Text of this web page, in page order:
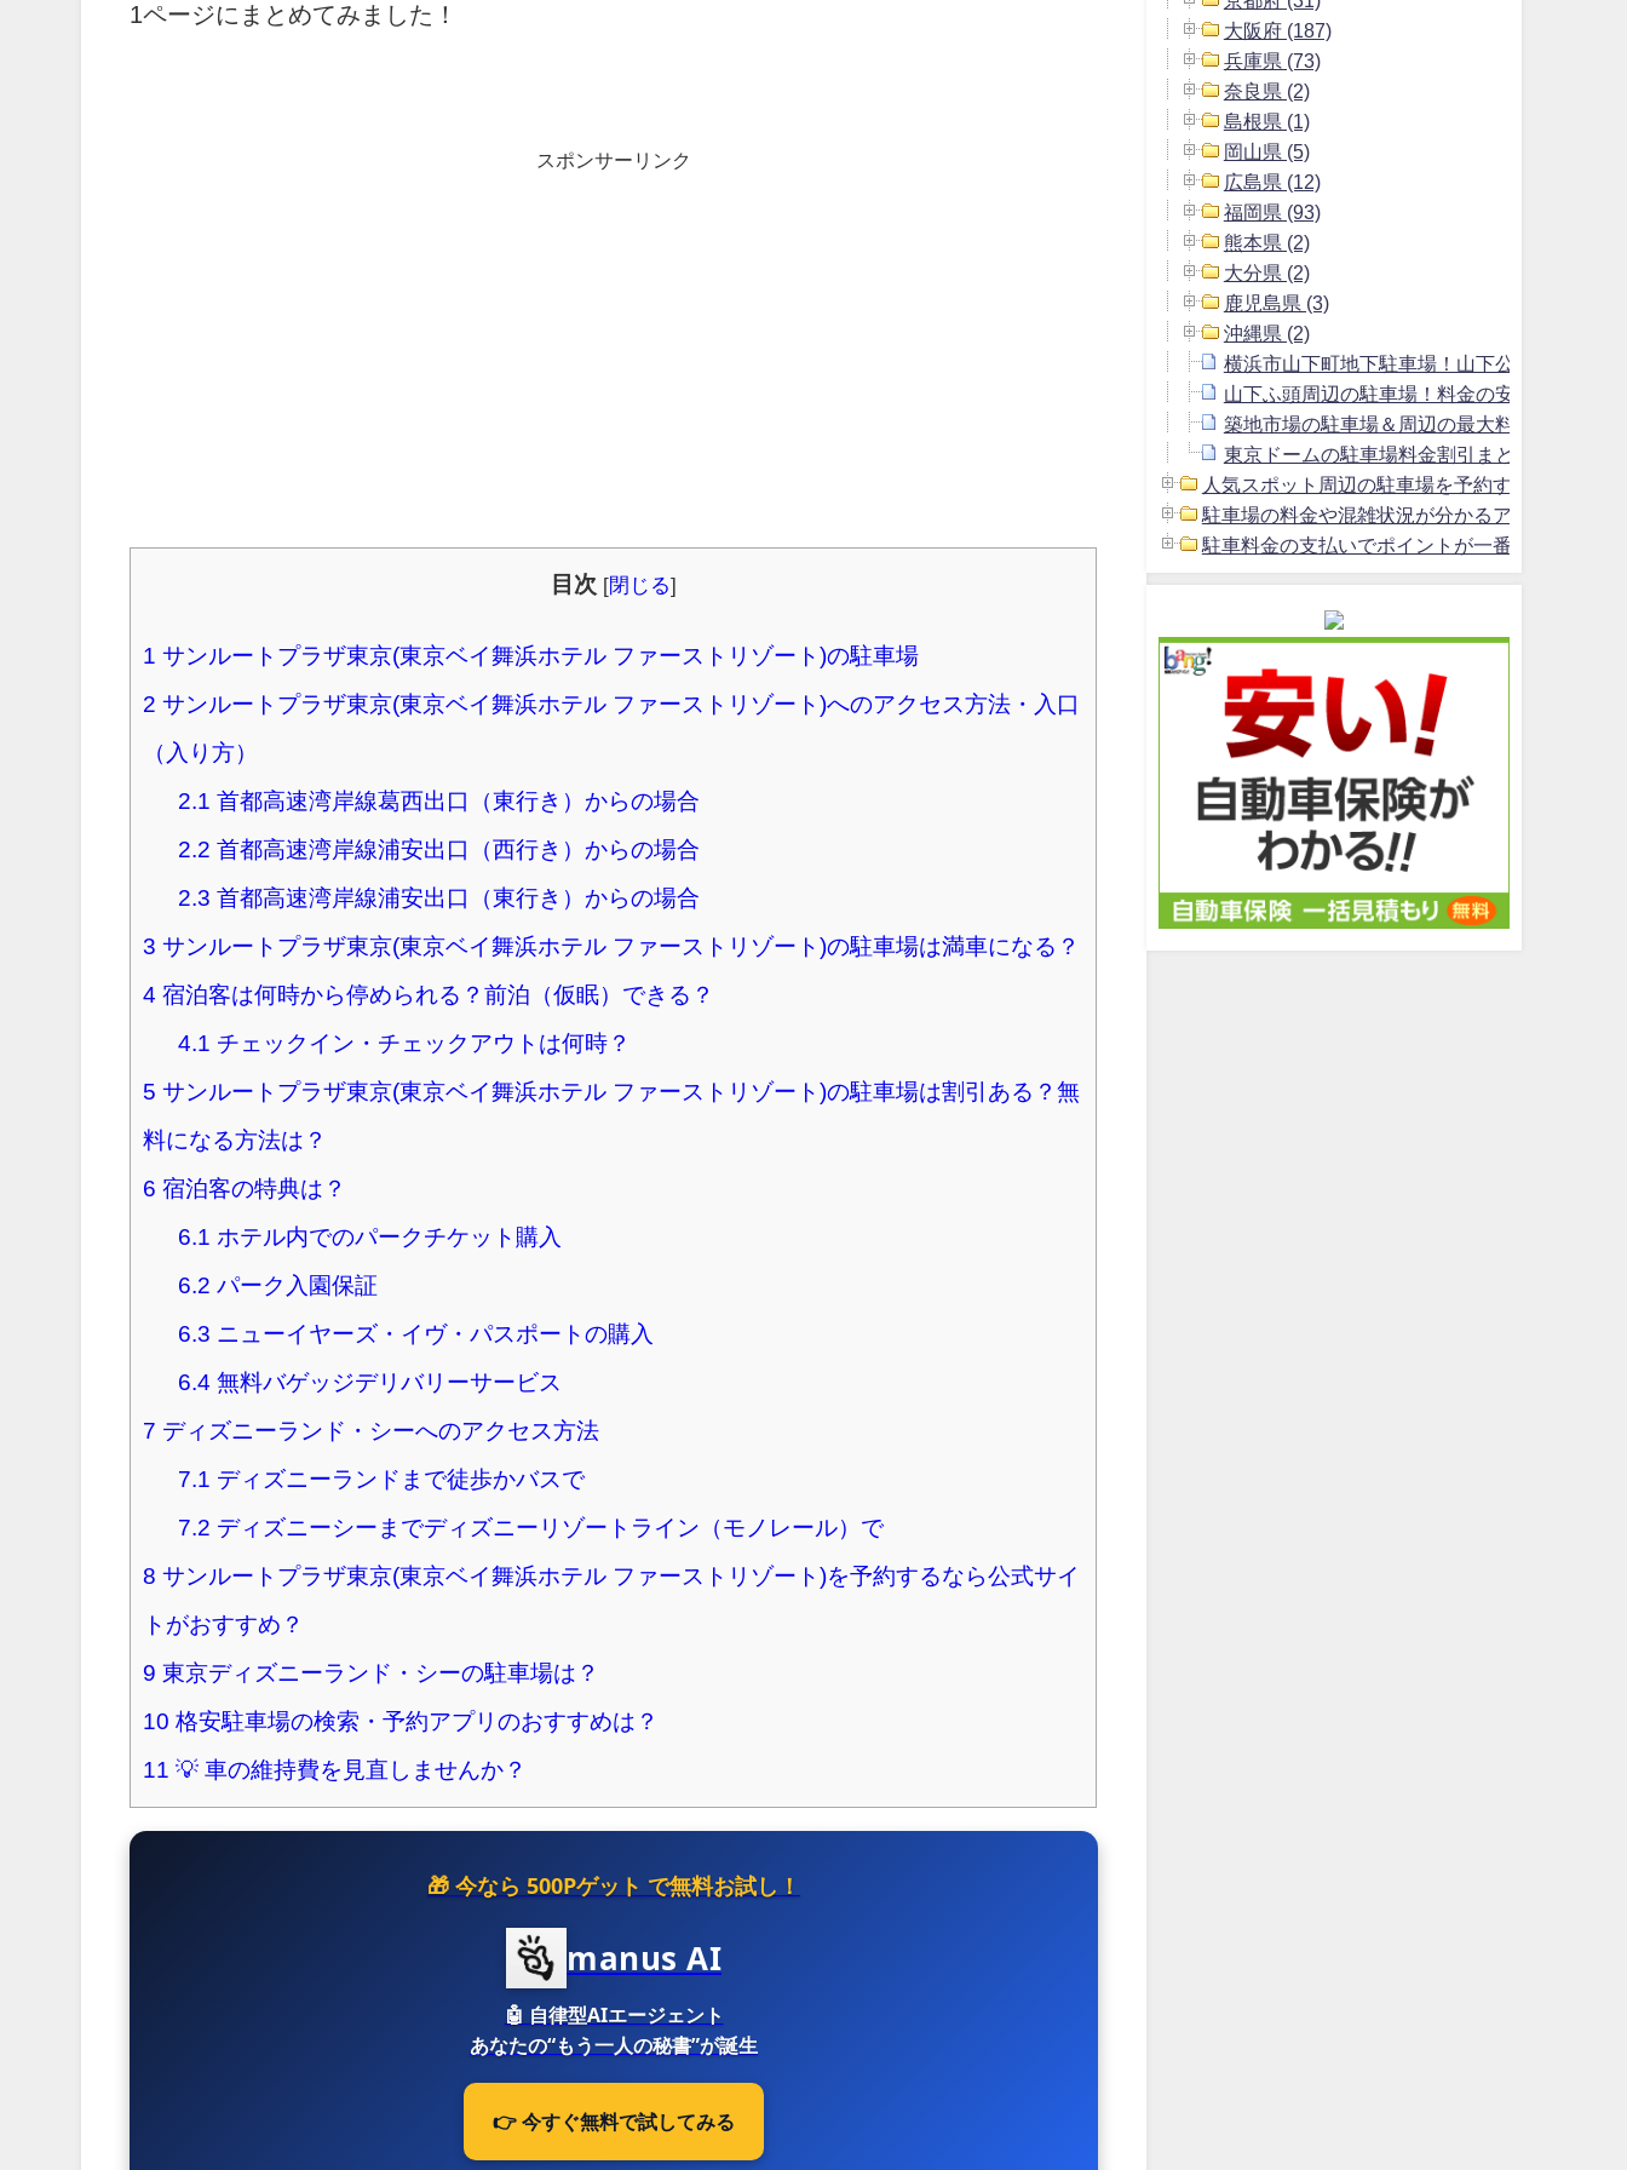
1ページにまとめてみました！
スポンサーリンク
目次 [閉じる]
1 サンルートプラザ東京(東京ベイ舞浜ホテル ファーストリゾート)の駐車場
2 サンルートプラザ東京(東京ベイ舞浜ホテル ファーストリゾート)へのアクセス方法・入口
（入り方）
2.1 首都高速湾岸線葛西出口（東行き）からの場合
2.2 首都高速湾岸線浦安出口（西行き）からの場合
2.3 首都高速湾岸線浦安出口（東行き）からの場合
3 サンルートプラザ東京(東京ベイ舞浜ホテル ファーストリゾート)の駐車場は満車になる？
4 宿泊客は何時から停められる？前泊（仮眠）できる？
4.1 チェックイン・チェックアウトは何時？
5 サンルートプラザ東京(東京ベイ舞浜ホテル ファーストリゾート)の駐車場は割引ある？無
料になる方法は？
6 宿泊客の特典は？
6.1 ホテル内でのパークチケット購入
6.2 パーク入園保証
6.3 ニューイヤーズ・イヴ・パスポートの購入
6.4 無料バゲッジデリバリーサービス
7 ディズニーランド・シーへのアクセス方法
7.1 ディズニーランドまで徒歩かバスで
7.2 ディズニーシーまでディズニーリゾートライン（モノレール）で
8 サンルートプラザ東京(東京ベイ舞浜ホテル ファーストリゾート)を予約するなら公式サイ
トがおすすめ？
9 東京ディズニーランド・シーの駐車場は？
10 格安駐車場の検索・予約アプリのおすすめは？
11 💡 車の維持費を見直しませんか？
🎁 今なら 500Pゲット で無料お試し！
manus AI
🤖 自律型AIエージェント
あなたの“もう一人の秘書”が誕生
👉 今すぐ無料で試してみる
大阪府 (187)
兵庫県 (73)
奈良県 (2)
島根県 (1)
岡山県 (5)
広島県 (12)
福岡県 (93)
熊本県 (2)
大分県 (2)
鹿児島県 (3)
沖縄県 (2)
横浜市山下町地下駐車場！山下公園駐車場よ
山下ふ頭周辺の駐車場！料金の安いおすすめ
築地市場の駐車場＆周辺の最大料金1800円以
東京ドームの駐車場料金割引まとめ＆周辺の
人気スポット周辺の駐車場を予約する方法 (2)
駐車場の料金や混雑状況が分かるアプリ (1)
駐車料金の支払いでポイントが一番貯まるクレ